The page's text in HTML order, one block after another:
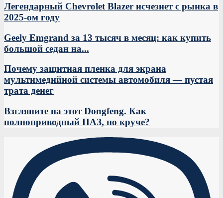
Легендарный Chevrolet Blazer исчезнет с рынка в
2025-ом году
Geely Emgrand за 13 тысяч в месяц: как купить
большой седан на...
Почему защитная пленка для экрана
мультимедийной системы автомобиля — пустая
трата денег
Взгляните на этот Dongfeng. Как
полноприводный ПАЗ, но круче?